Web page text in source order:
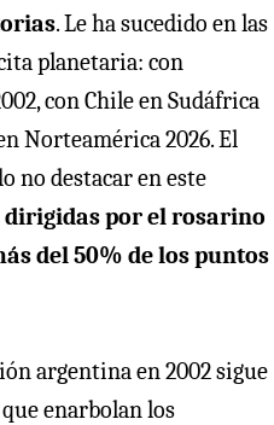
. Le ha sucedido en las
planetaria: con
con Chile en Sudáfrica
Norteamérica 2026. El
no destacar en este
dirigidas por el rosarino
del 50% de los puntos
argentina en 2002 sigue
enarbolan los